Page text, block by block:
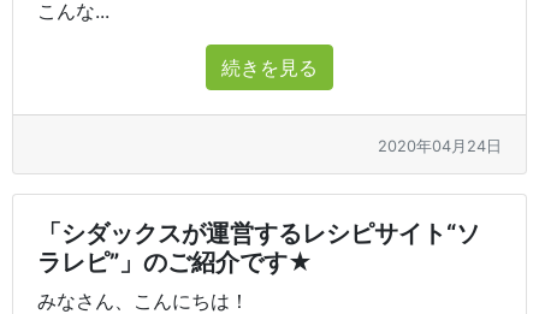
こんな...
続きを見る
2020年04月24日
「シダックスが運営するレシピサイト“ソ
ラレピ”」のご紹介です★
みなさん、こんにちは！